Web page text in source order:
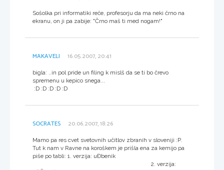
Sošolka pri informatiki reče, profesorju da ma neki črno na
ekranu, on ji pa zabije: "Črno maš ti med nogam!"
MAKAVELI 16.05.2007, 20:41
bigla: ..in pol pride un filing k mislš da se ti bo črevo
spremenu u kepico snega...
:D :D :D :D :D
SOCRATES 20.06.2007, 18:26
Mamo pa res cvet svetovnih učitlov zbranih v sloveniji :P.
Tut k nam v Ravne na koroškem je prišla ena za kemijo pa
piše po tabli: 1. verzija: uĐbenik
2. verzija: